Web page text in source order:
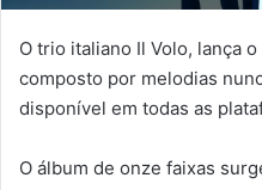
O trio italiano Il Volo, lança o
composto por melodias
disponível em todas as
O álbum de onze faixas